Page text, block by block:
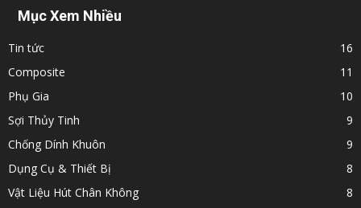
Mục Xem Nhiều
Tin tức
16
Composite
11
Phụ Gia
10
Sợi Thủy Tinh
9
Chống Dính Khuôn
9
Dụng Cụ & Thiết Bị
8
Vật Liệu Hút Chân Không
8